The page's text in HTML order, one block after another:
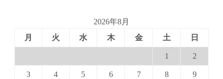
2026年8月
月
火 水 木 金 土 日
1 2
3 4 5 6 7 8 9